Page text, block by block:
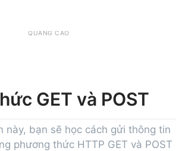
QUẢNG CÁO
GET và POST
này, bạn sẽ học cách gửi thông tin
phương thức HTTP GET và POST